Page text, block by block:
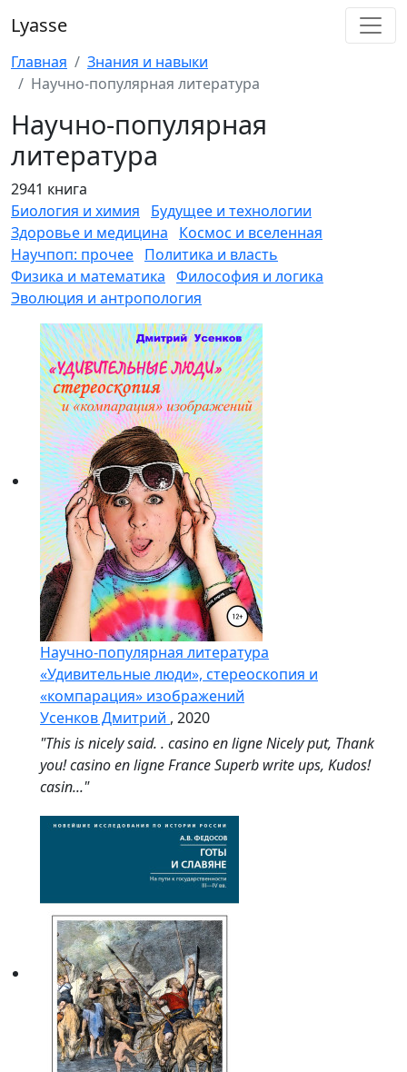
Lyasse
Главная
Знания и навыки
Научно-популярная литература
Научно-популярная
литература
2941 книга
Биология и химия
Будущее и технологии
Здоровье и медицина
Космос и вселенная
Научпоп: прочее Политика и власть
Физика и математика Философия и логика
Эволюция и антропология
Научно-популярная литература
«Удивительные люди», стереоскопия и
«компарация» изображений
Усенков Дмитрий , 2020
"This is nicely said. . casino en ligne Nicely put, Thank
you! casino en ligne France Superb write ups, Kudos!
casin..."